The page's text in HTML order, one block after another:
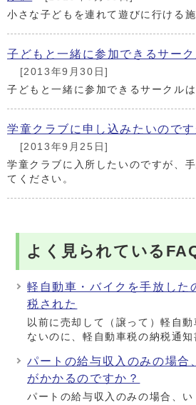
小さな子どもを連れて遊びに行ける
子どもと一緒に参加できるサーク
[2013年9月30日]
子どもと一緒に参加できるサークルは
学童クラブに申し込みたいのです
[2013年9月25日]
学童クラブに入所したいのですが、
てください。
よく見られている
軽自動車・バイクを手放した
税された
以前に売却して（譲って）軽自
ないのに、軽自動車税の納税通
パートの給与収入のみの場合
がかかるのですか？
パートの給与収入のみの場合、